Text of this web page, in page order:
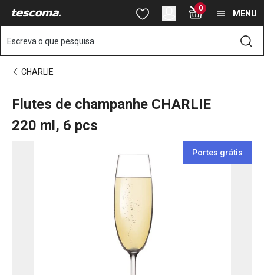
Está na página Flutes de champanhe CHARLIE 220 ml, 6 pcs
Saltar para o conteúdo principal
Saltar para a pesquisa
Saltar para a navegação 0
MENU
Escreva o que pesquisa
CHARLIE
Flutes de champanhe CHARLIE
220 ml, 6 pcs
Portes grátis